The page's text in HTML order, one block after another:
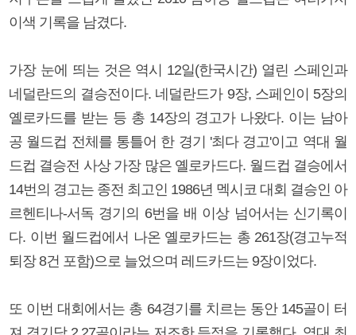
이색 기록을 남겼다.
가장 눈에 띄는 것은 역시 12일(한국시간) 열린 스페인과
네덜란드의 결승전이다. 네덜란드가 9장, 스페인이 5장의
옐로카드를 받는 등 총 14장의 경고가 나왔다. 이는 남아
공 월드컵 전체를 통틀어 한 경기 '최다 경고'이고 역대 월
드컵 결승전 사상 가장 많은 옐로카드다. 월드컵 결승에서
14번의 경고는 종전 최고인 1986년 멕시코 대회 결승인 아
르헨티나-서독 경기의 6번을 배 이상 넘어서는 신기록이
다. 이번 월드컵에서 나온 옐로카드는 총 261장(경고누적
퇴장 8건 포함)으로 늘었으며 레드카드는 9장이었다.
또 이번 대회에서는 총 64경기를 치르는 동안 145골이 터